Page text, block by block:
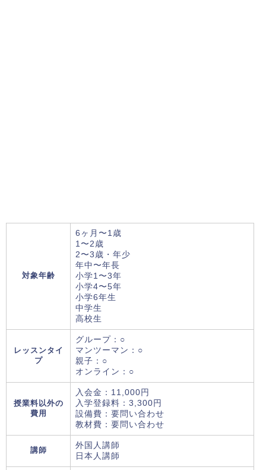
対象年齢
6ヶ月〜1歳
1〜2歳
2〜3歳・年少
年中〜年長
小学1〜3年
小学4〜5年
小学6年生
中学生
高校生
レッスンタイ
プ
グループ：○
マンツーマン：○
親子：○
オンライン：○
授業料以外の
費用
入会金：11,000円
入学登録料：3,300円
設備費：要問い合わせ
教材費：要問い合わせ
講師
外国人講師
日本人講師